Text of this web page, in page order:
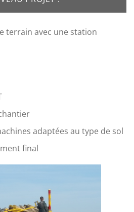
terrain avec une station
adaptées au type de sol
final